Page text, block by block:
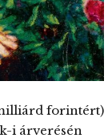
forintért)
i árverésén